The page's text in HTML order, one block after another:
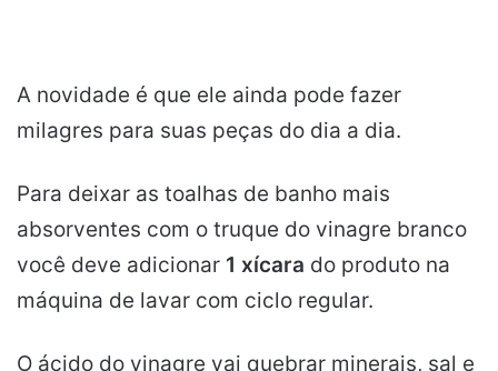
A novidade é que ele ainda pode fazer
milagres para suas peças do dia a dia.
Para deixar as toalhas de banho mais
absorventes com o truque do vinagre branco
você deve adicionar 1 xícara do produto na
máquina de lavar com ciclo regular.
O ácido do vinagre vai quebrar minerais, sal e